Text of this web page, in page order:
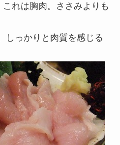
れは胸肉。ささみよりも
しっかりと肉質を感じる